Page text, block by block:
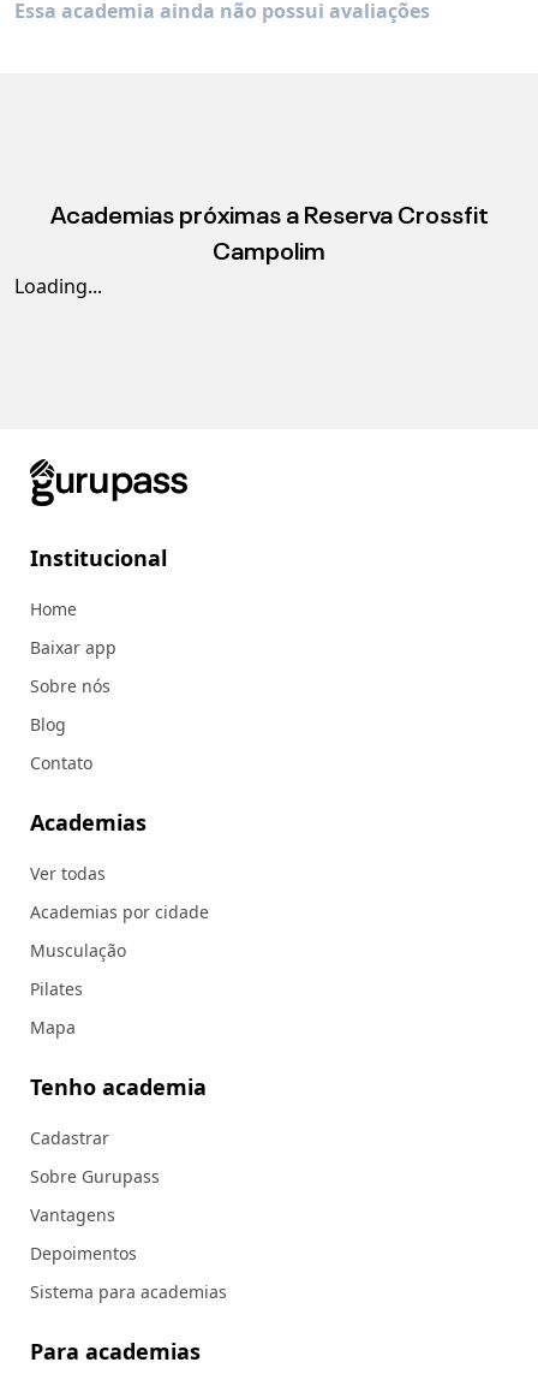
Essa academia ainda não possui avaliações
Academias próximas a Reserva Crossfit
Campolim
Loading...
Institucional
Home
Baixar app
Sobre nós
Blog
Contato
Academias
Ver todas
Academias por cidade
Musculação
Pilates
Mapa
Tenho academia
Cadastrar
Sobre Gurupass
Vantagens
Depoimentos
Sistema para academias
Para academias